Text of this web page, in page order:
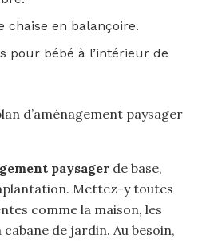
chaise en balançoire.
pour bébé à l’intérieur de
d’aménagement paysager
paysager de base,
Mettez-y toutes
comme la maison, les
de jardin. Au besoin,